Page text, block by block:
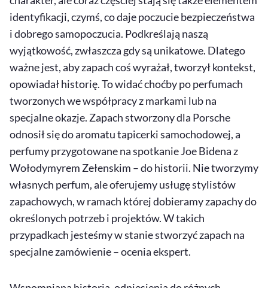
identyfikacji, czymś, co daje poczucie bezpieczeństwa
i dobrego samopoczucia. Podkreślają naszą
wyjątkowość, zwłaszcza gdy są unikatowe. Dlatego
ważne jest, aby zapach coś wyrażał, tworzył kontekst,
opowiadał historię. To widać choćby po perfumach
tworzonych we współpracy z markami lub na
specjalne okazje. Zapach stworzony dla Porsche
odnosił się do aromatu tapicerki samochodowej, a
perfumy przygotowane na spotkanie Joe Bidena z
Wołodymyrem Zełenskim – do historii. Nie tworzymy
własnych perfum, ale oferujemy usługę stylistów
zapachowych, w ramach której dobieramy zapachy do
określonych potrzeb i projektów. W takich
przypadkach jesteśmy w stanie stworzyć zapach na
specjalne zamówienie – ocenia ekspert.